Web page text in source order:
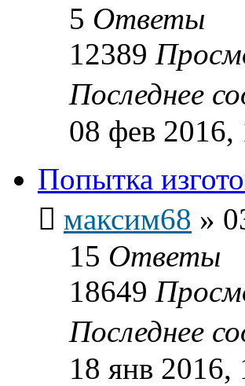
5 Ответы
12389
Последнее
08 фев 2016,
Попытка
максим68 »
15 Ответы
18649
Последнее
18 янв 2016,